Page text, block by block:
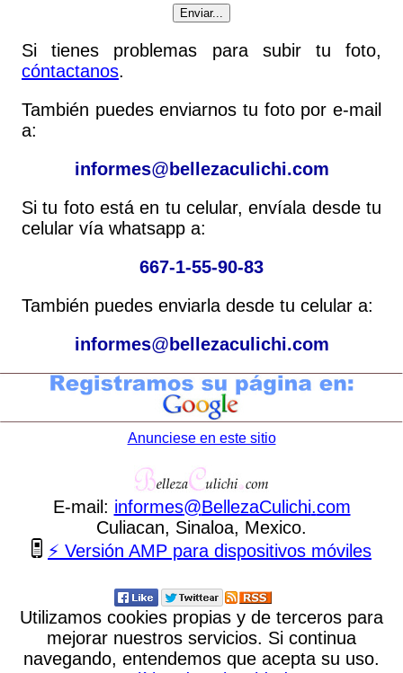
Si tienes problemas para subir tu foto,
cóntactanos.
También puedes enviarnos tu foto por e-mail
a:
informes@ bellezaculichi.com
Si tu foto está en tu celular, envíala desde tu
celular vía whatsapp a:
667-1-55-90-83
También puedes enviarla desde tu celular a:
informes@ bellezaculichi.com
Anunciese en este sitio
E-mail: informes@BellezaCulichi.com
Culiacan, Sinaloa, Mexico.
⚡ Versión AMP para dispositivos móviles
Utilizamos cookies propias y de terceros para
mejorar nuestros servicios. Si continua
navegando, entendemos que acepta su uso.